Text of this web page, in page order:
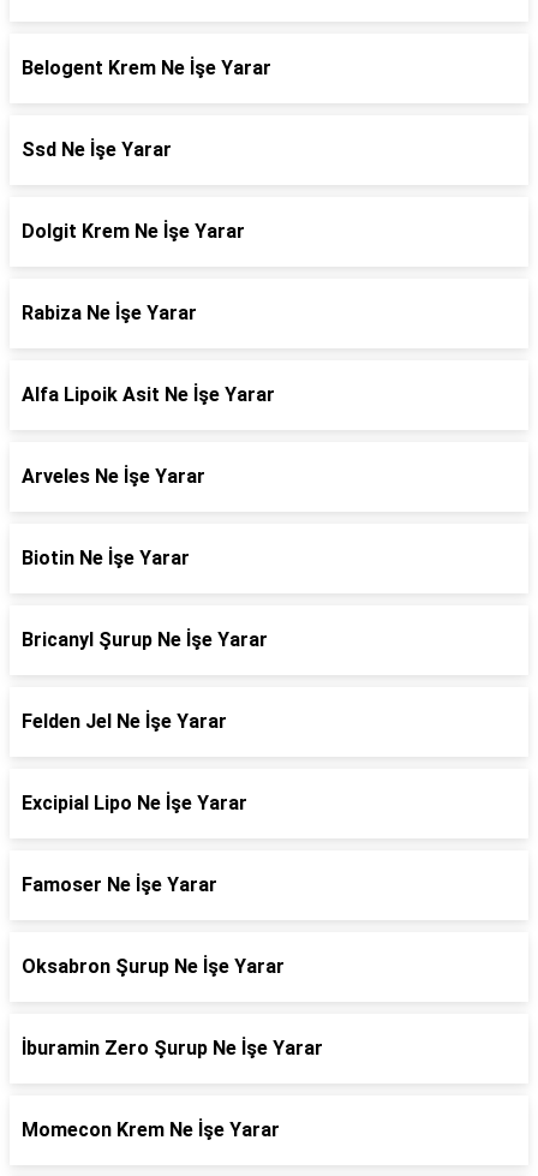
Belogent Krem Ne İşe Yarar
Ssd Ne İşe Yarar
Dolgit Krem Ne İşe Yarar
Rabiza Ne İşe Yarar
Alfa Lipoik Asit Ne İşe Yarar
Arveles Ne İşe Yarar
Biotin Ne İşe Yarar
Bricanyl Şurup Ne İşe Yarar
Felden Jel Ne İşe Yarar
Excipial Lipo Ne İşe Yarar
Famoser Ne İşe Yarar
Oksabron Şurup Ne İşe Yarar
İburamin Zero Şurup Ne İşe Yarar
Momecon Krem Ne İşe Yarar